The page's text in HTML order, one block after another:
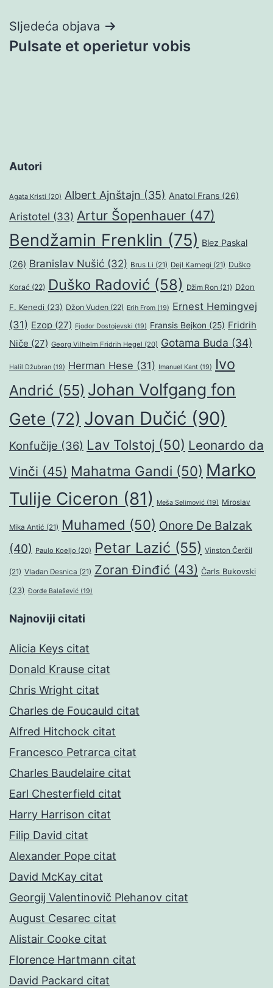
Sljedeća objava
Pulsate et operietur vobis
Autori
Agata Kristi (20) Albert Ajnštajn (35) Anatol Frans (26)
Aristotel (33) Artur Šopenhauer (47)
Bendžamin Frenklin (75) Blez Paskal
(26) Branislav Nušić (32) Brus Li (21) Dejl Karnegi (21) Duško
Korać (22) Duško Radović (58) Džim Ron (21) Džon
F. Kenedi (23) Džon Vuden (22) Erih From (19) Ernest Hemingvej
(31) Ezop (27) Fjodor Dostojevski (19) Fransis Bejkon (25) Fridrih
Niče (27) Georg Vilhelm Fridrih Hegel (20) Gotama Buda (34)
Halil Džubran (19) Herman Hese (31) Imanuel Kant (19)
Ivo
Andrić (55) Johan Volfgang fon
Gete (72) Jovan Dučić (90)
Konfučije (36) Lav Tolstoj (50) Leonardo da
Vinči (45) Mahatma Gandi (50) Marko
Tulije Ciceron (81) Meša Selimović (19) Miroslav
Mika Antić (21) Muhamed (50) Onore De Balzak
(40) Paulo Koeljo (20) Petar Lazić (55) Vinston Čerčil
(21) Vladan Desnica (21) Zoran Đinđić (43) Čarls Bukovski
(23) Đorđe Balašević (19)
Najnoviji citati
Alicia Keys citat
Donald Krause citat
Chris Wright citat
Charles de Foucauld citat
Alfred Hitchock citat
Francesco Petrarca citat
Charles Baudelaire citat
Earl Chesterfield citat
Harry Harrison citat
Filip David citat
Alexander Pope citat
David McKay citat
Georgij Valentinovič Plehanov citat
August Cesarec citat
Alistair Cooke citat
Florence Hartmann citat
David Packard citat